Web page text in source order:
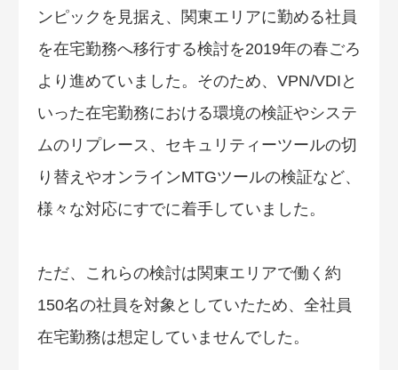
ンピックを見据え、関東エリアに勤める社員
を在宅勤務へ移行する検討を2019年の春ごろ
より進めていました。そのため、VPN/VDIと
いった在宅勤務における環境の検証やシステ
ムのリプレース、セキュリティーツールの切
り替えやオンラインMTGツールの検証など、
様々な対応にすでに着手していました。
ただ、これらの検討は関東エリアで働く約
150名の社員を対象としていたため、全社員
在宅勤務は想定していませんでした。